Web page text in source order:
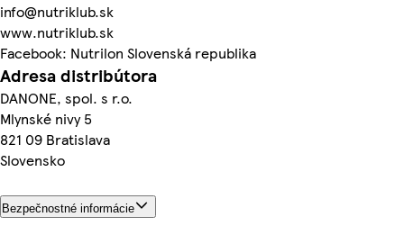
info@nutriklub.sk
www.nutriklub.sk
Facebook: Nutrilon Slovenská republika
Adresa distribútora
DANONE, spol. s r.o.
Mlynské nivy 5
821 09 Bratislava
Slovensko
Bezpečnostné informácie